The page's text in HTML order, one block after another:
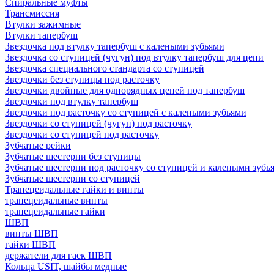
Спиральные муфты
Трансмиссия
Втулки зажимные
Втулки тапербуш
Звездочка под втулку тапербуш c калеными зубьями
Звездочка со ступицей (чугун) под втулку тапербуш для цепи
Звездочка специального стандарта со ступицей
Звездочки без ступицы под расточку
Звездочки двойные для однорядных цепей под тапербуш
Звездочки под втулку тапербуш
Звездочки под расточку со ступицей с калеными зубьями
Звездочки со ступицей (чугун) под расточку
Звездочки со ступицей под расточку
Зубчатые рейки
Зубчатые шестерни без ступицы
Зубчатые шестерни под расточку со ступицей и калеными
Зубчатые шестерни со ступицей
Трапецеидальные гайки и винты
трапецеидальные винты
трапецеидальные гайки
ШВП
винты ШВП
гайки ШВП
держатели для гаек ШВП
Кольца USIT, шайбы медные